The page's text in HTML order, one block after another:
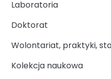
Laboratoria
Doktorat
Wolontariat, praktyki,
Kolekcja naukowa